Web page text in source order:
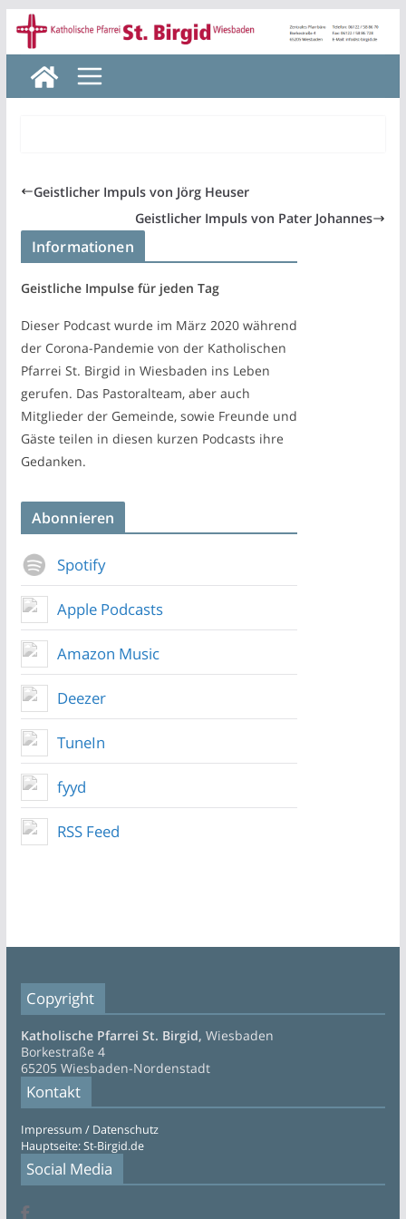
Zum
Inhalt
springen
Geistlicher Impuls von Jörg Heuser
Geistlicher Impuls von Pater Johannes
Informationen
Geistliche Impulse für jeden Tag
Dieser Podcast wurde im März 2020 während
der Corona-Pandemie von der Katholischen
Pfarrei St. Birgid in Wiesbaden ins Leben
gerufen. Das Pastoralteam, aber auch
Mitglieder der Gemeinde, sowie Freunde und
Gäste teilen in diesen kurzen Podcasts ihre
Gedanken.
Abonnieren
Spotify
Apple Podcasts
Amazon Music
Deezer
TuneIn
fyyd
RSS Feed
Copyright
Katholische Pfarrei St. Birgid, Wiesbaden
Borkestraße 4
65205 Wiesbaden-Nordenstadt
Kontakt
Impressum / Datenschutz
Hauptseite: St-Birgid.de
Social Media